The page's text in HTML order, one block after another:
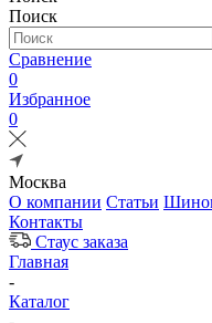
Поиск
Сравнение
0
Избранное
0
Москва
О компании Статьи
Контакты
Стаус заказа
Главная
-
Каталог